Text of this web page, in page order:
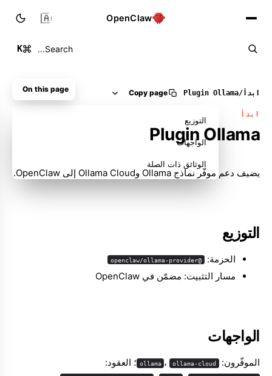
OpenClaw
Search...
K
🇸🇦
ابدأ /
Plugin Ollama
Copy page
ابدأ
Plugin Ollama
يضيف دعم موفّر نماذج Ollama وOllama Cloud إلى OpenClaw.
التوزيع
الحزمة: @openclaw/ollama-provider
مسار التثبيت: مضمّن في OpenClaw
الواجهات
الموفّرون: ollama ، ollama-cloud ؛ العقود:
On this page
التوزيع
الواجهات
الوثائق ذات الصلة
Molty